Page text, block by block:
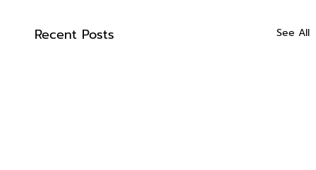
Recent Posts See All